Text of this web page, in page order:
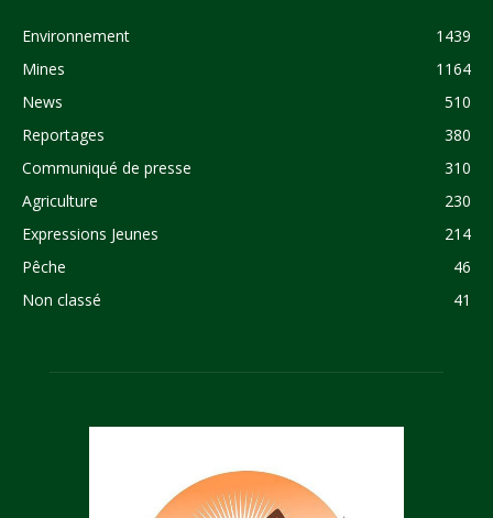
Environnement
1439
Mines
1164
News
510
Reportages
380
Communiqué de presse
310
Agriculture
230
Expressions Jeunes
214
Pêche
46
Non classé
41